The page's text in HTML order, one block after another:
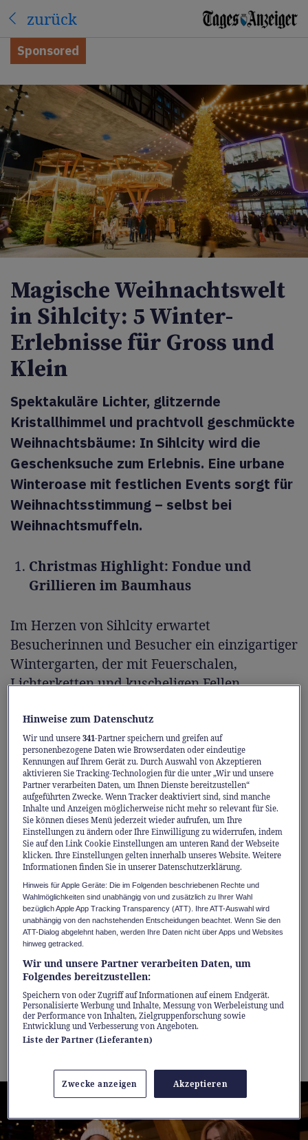
zurück
Sponsored
Magische Weihnachtswelt
in Sihlcity: 5 Winter-
Erlebnisse für Gross und
Klein
Spektakuläre Lichter, glitzernde
Kristallhimmel und prachtvoll geschmückte
Weihnachtsbäume: In Sihlcity wird die
Geschenksuche zum Erlebnis. Eine urbane
Winteroase mit festlichen Events sorgt für
Weihnachtsstimmung – selbst bei
Weihnachtsmuffeln.
Christmas Highlight: Fondue und
Grillieren im Baumhaus
Im Herzen von Sihlcity erwartet
Besucherinnen und Besucher ein einzigartiger
Wintergarten, der mit Feuerschalen,
Lichterketten und kuscheligen Fellen
schätzen, ist das dreistöckige Holzbaumhaus
im Wintergarten der perfekte Ort, um ein
selbst zubereitetes Fondue oder herzhafte
Grilladen über dem Feuer zu geniessen.
Umrahmt von festlicher Stimmung laden die
umliegenden Foodstände mit Glühwein und
köstlichem Soul Food zu geselligen Runden
ein – ein winterliches Erlebnis, das auf keiner
Christmas-Bucketlist fehlen darf.
Öffnungszeiten Wintergarten:Montag bis
Samstag, 11.30 bis 14 Uhr & 17 bis 20 Uhr
sowie an den verkaufsoffenen Sonntagen, von
11 bis 18 Uhr
Jetzt Baumhaus reservieren
Hinweise zum Datenschutz
Wir und unsere341-Partner speichern und greifen auf
personenbezogene Daten wie Browserdaten oder eindeutige
Kennungen auf Ihrem Gerät zu. Durch Auswahl von Akzeptieren
aktivieren Sie Tracking-Technologien für die unter „Wir und unsere
Partner verarbeiten Daten, um Ihnen Dienste bereitzustellen“
aufgeführten Zwecke. Wenn Tracker deaktiviert sind, sind manche
Inhalte und Anzeigen möglicherweise nicht mehr so relevant für Sie.
Sie können dieses Menü jederzeit wieder aufrufen, um Ihre
Einstellungen zu ändern oder Ihre Einwilligung zu widerrufen, indem
Sie auf den Link Cookie Einstellungen am unteren Rand der Webseite
klicken. Ihre Einstellungen gelten innerhalb unseres Website. Weitere
Informationen finden Sie in unserer Datenschutzerklärung.
Hinweis für Apple Geräte: Die im Folgenden beschriebenen Rechte und
Wahlmöglichkeiten sind unabhängig von und zusätzlich zu Ihrer Wahl
bezüglich Apple App Tracking Transparency (ATT). Ihre ATT-Auswahl wird
unabhängig von den nachstehenden Entscheidungen beachtet. Wenn Sie den
ATT-Dialog abgelehnt haben, werden Ihre Daten nicht über Apps und Websites
hinweg getracked.
Wir und unsere Partner verarbeiten Daten, um
Folgendes bereitzustellen:
Speichern von oder Zugriff auf Informationen auf einem Endgerät.
Personalisierte Werbung und Inhalte, Messung von Werbeleistung und
der Performance von Inhalten, Zielgruppenforschung sowie
Entwicklung und Verbesserung von Angeboten.
Liste der Partner (Lieferanten)
Zwecke anzeigen Akzeptieren